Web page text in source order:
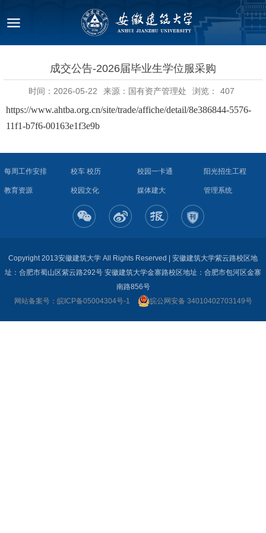
成交公告-2026届毕业生学位服采购
时间：2026-05-22 来源：国有资产管理处 浏览： 407
https://www.ahtba.org.cn/site/trade/affiche/detail/8e386844-5576-
11f1-b7f6-00163e1f3e9b
每周工作安排 校车 校历 校园一卡通 阳光招生工程
教育资源 校园文化 媒体建大 管理系统
Copyright 2013安徽建筑大学 All Rights Reserved | 安徽建筑大学紫云路校区地
址：合肥市蜀山区紫云路292号 安徽建筑大学金寨路校区地址：合肥市包河区金寨
南路856号
网站备案号：皖ICP备05004304号-1
皖公网安备 34010402703149号